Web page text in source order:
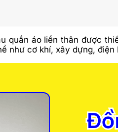
quần áo liền thân được
như cơ khí, xây dựng,